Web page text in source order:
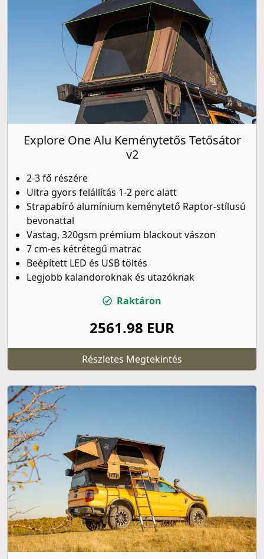
Explore One Alu Keménytetős Tetősátor
v2
2-3 fő részére
Ultra gyors felállítás 1-2 perc alatt
Strapabíró alumínium keménytető Raptor-stílusú
bevonattal
Vastag, 320gsm prémium blackout vászon
7 cm-es kétrétegű matrac
Beépített LED és USB töltés
Legjobb kalandoroknak és utazóknak
Raktáron
2561.98 EUR
Részletes Megtekintés